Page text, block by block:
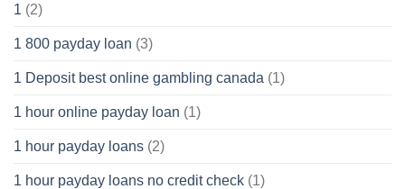
1 (2)
1 800 payday loan (3)
1 Deposit best online gambling canada (1)
1 hour online payday loan (1)
1 hour payday loans (2)
1 hour payday loans no credit check (1)